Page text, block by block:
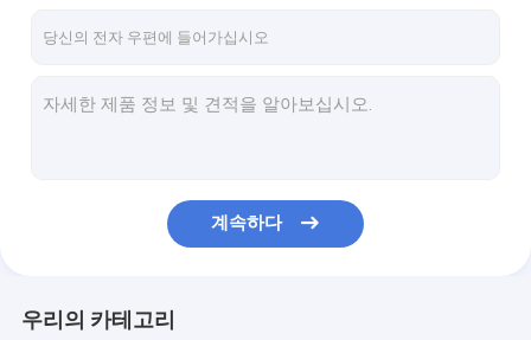
계속하다
우리의 카테고리